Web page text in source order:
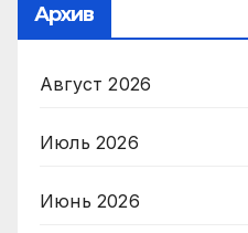
Архив
Август 2026
Июль 2026
Июнь 2026